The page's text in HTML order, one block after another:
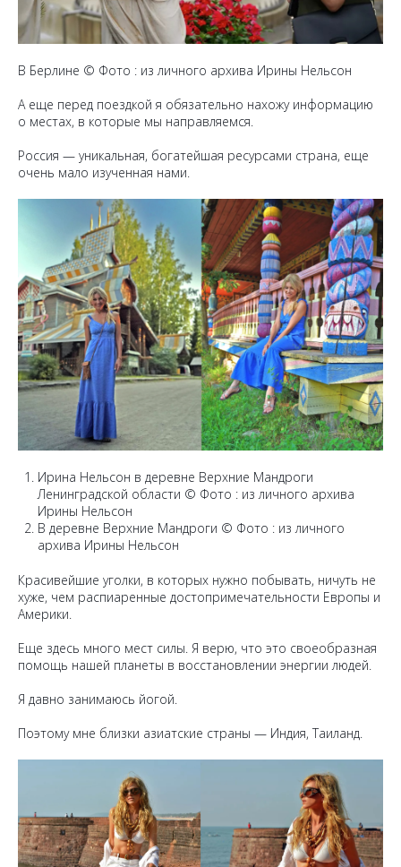
В Берлине © Фото : из личного архива Ирины Нельсон
А еще перед поездкой я обязательно нахожу информацию
о местах, в которые мы направляемся.
Россия — уникальная, богатейшая ресурсами страна, еще
очень мало изученная нами.
Ирина Нельсон в деревне Верхние Мандроги
Ленинградской области © Фото : из личного архива
Ирины Нельсон
В деревне Верхние Мандроги © Фото : из личного
архива Ирины Нельсон
Красивейшие уголки, в которых нужно побывать, ничуть не
хуже, чем распиаренные достопримечательности Европы и
Америки.
Еще здесь много мест силы. Я верю, что это своеобразная
помощь нашей планеты в восстановлении энергии людей.
Я давно занимаюсь йогой.
Поэтому мне близки азиатские страны — Индия, Таиланд.